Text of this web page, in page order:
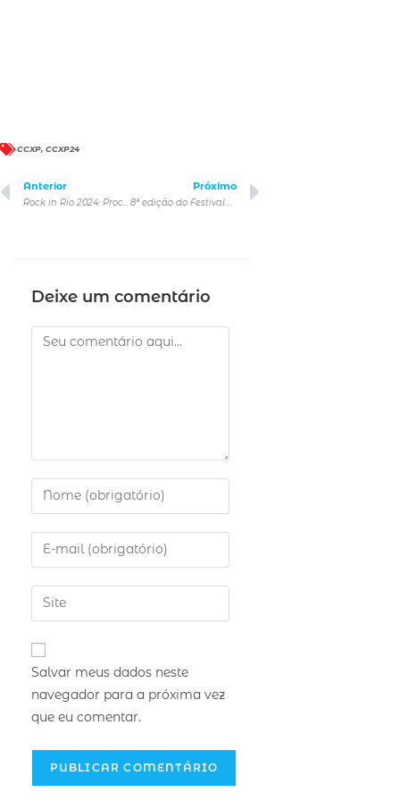
CCXP, CCXP24
Anterior
Rock in Rio 2024: Processo de ativação e transferência de ingressos
Próximo
8ª edição do Festival de Literatura do Paulistano
Deixe um comentário
Salvar meus dados neste
navegador para a próxima vez
que eu comentar.